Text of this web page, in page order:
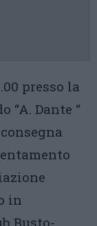
presso la
“A. Dante “
in
Busto-